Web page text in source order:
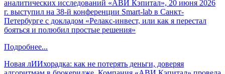
аналитических исследований «АВИ Кэпитал», 20 июня 2026
г. выступил на 38-й конференции Smart-lab в Санкт-
Петербурге с докладом «Релакс-инвест, или как я перестал
бояться и полюбил простые решения»
Подробнее...
Новая лИИхорадка: как не потерять деньги, доверяя